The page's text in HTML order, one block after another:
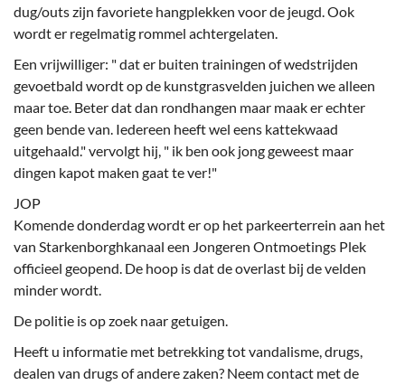
dug/outs zijn favoriete hangplekken voor de jeugd. Ook
wordt er regelmatig rommel achtergelaten.
Een vrijwilliger: " dat er buiten trainingen of wedstrijden
gevoetbald wordt op de kunstgrasvelden juichen we alleen
maar toe. Beter dat dan rondhangen maar maak er echter
geen bende van. Iedereen heeft wel eens kattekwaad
uitgehaald." vervolgt hij, " ik ben ook jong geweest maar
dingen kapot maken gaat te ver!"
JOP
Komende donderdag wordt er op het parkeerterrein aan het
van Starkenborghkanaal een Jongeren Ontmoetings Plek
officieel geopend. De hoop is dat de overlast bij de velden
minder wordt.
De politie is op zoek naar getuigen.
Heeft u informatie met betrekking tot vandalisme, drugs,
dealen van drugs of andere zaken? Neem contact met de